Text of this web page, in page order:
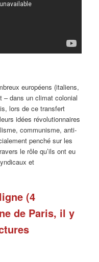
européens (italiens,
dans un climat colonial
lors de ce transfert
idées révolutionnaires
communisme, anti-
penché sur les
le rôle qu’ils ont eu
et
(4
de Paris, il y